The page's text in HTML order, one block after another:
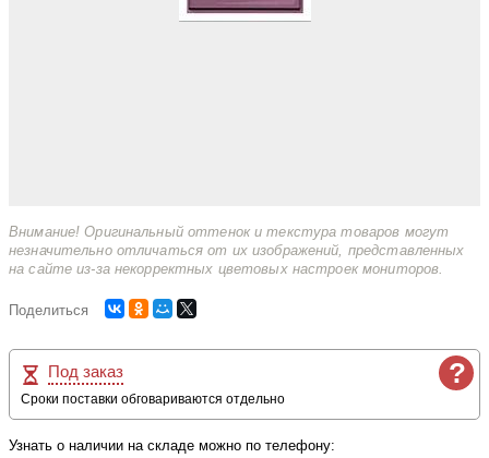
Внимание! Оригинальный оттенок и текстура товаров могут
незначительно отличаться от их изображений, представленных
на сайте из-за некорректных цветовых настроек мониторов.
Поделиться
?
Под заказ
Сроки поставки обговариваются отдельно
Узнать о наличии на складе можно по телефону: